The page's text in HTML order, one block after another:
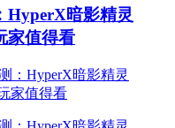
HyperX暗影精灵
家值得看